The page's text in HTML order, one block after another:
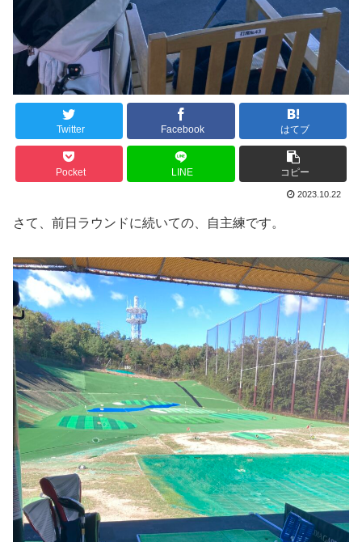
Twitter Facebook はてブ
Pocket LINE コピー
2023.10.22
さて、前日ラウンドに続いての、自主練です。